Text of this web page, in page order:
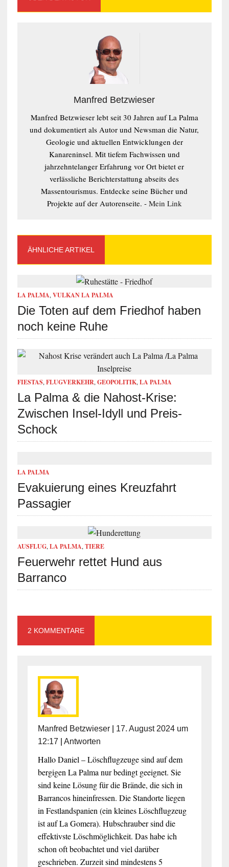
Manfred Betzwieser
Manfred Betzwieser lebt seit 30 Jahren auf La Palma
und dokumentiert als Autor und Newsman die Natur,
Geologie und aktuellen Entwicklungen der
Kanareninsel. Mit tiefem Fachwissen und
jahrzehntelanger Erfahrung vor Ort bietet er
verlässliche Berichterstattung abseits des
Massentourismus. Entdecke seine Bücher und
Projekte auf der Autorenseite. - Mein Link
ÄHNLICHE ARTIKEL
LA PALMA, VULKAN LA PALMA
Die Toten auf dem Friedhof haben
noch keine Ruhe
FIESTAS, FLUGVERKEHR, GEOPOLITIK, LA PALMA
La Palma & die Nahost-Krise:
Zwischen Insel-Idyll und Preis-
Schock
LA PALMA
Evakuierung eines Kreuzfahrt
Passagier
AUSFLUG, LA PALMA, TIERE
Feuerwehr rettet Hund aus
Barranco
2 KOMMENTARE
Manfred Betzwieser| 17. August 2024 um
12:17
Antworten
Hallo Daniel – Löschflugzeuge sind auf dem
bergigen La Palma nur bedingt geeignet. Sie
sind keine Lösung für die Brände, die sich in
Barrancos hineinfressen. Die Standorte liegen
in Festlandspanien (ein kleines Löschflugzeug
ist auf La Gomera). Hubschrauber sind die
effektivste Löschmöglichkeit. Das habe ich
schon oft beobachtet und viel darüber
geschrieben. Zurzeit sind mindestens 5